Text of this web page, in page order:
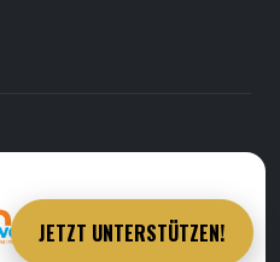
JETZT UNTERSTÜTZEN!